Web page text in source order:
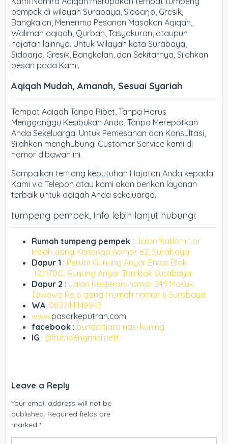
pempek di wilayah Surabaya, Sidoarjo, Gresik,
Bangkalan, Menerima Pesanan Masakan Aqiqah,
Walimah aqiqah, Qurban, Tasyakuran, ataupun
hajatan lainnya. Untuk Wilayah kota Surabaya,
Sidoarjo, Gresik, Bangkalan, dan Sekitarnya, Silahkan
pesan pada Kami.
Aqiqah Mudah, Amanah, Sesuai Syariah
Tempat Aqiqah Tanpa Ribet, Tanpa Harus
Mengganggu Kesibukan Anda, Tanpa Merepotkan
Anda Sekeluarga. Untuk Pemesanan dan Konsultasi,
Silahkan menghubungi Customer Service kami di
nomor dibawah ini.
Sampaikan tentang kebutuhan Hajatan Anda kepada
Kami via Telepon atau kami akan berikan layanan
terbaik untuk aqiqah Anda sekeluarga.
tumpeng pempek, Info lebih lanjut hubungi:
Rumah tumpeng pempek : Jalan Kalilom Lor
Indah gang Kenongo nomor 82, Surabaya.
Dapur 1 : Perum Gunung Anyar Emas Blok
J2/170C, Gunung Anyar Tambak Surabaya.
Dapur 2 : Jalan Kenjeran nomor 245 Masuk
Towowo Rejo gang I rumah nomor 6 Surabaya.
WA: 082244449942
www.pasarkeputran.com
facebook : bunda tiara nasi kuning
IG : @tumpengmini.nett
Leave a Reply
Your email address will not be
published. Required fields are
marked*